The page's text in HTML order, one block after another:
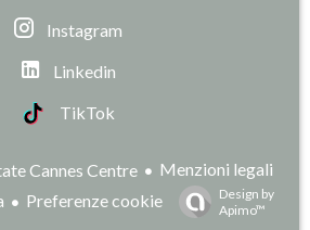
Instagram
Linkedin
TikTok
Cannes Centre
Menzioni legali
Preferenze cookie
Design by
Apimo™